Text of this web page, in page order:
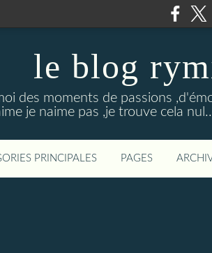
le blog
des moments de passions
je naime pas ,je trouve cela
PRINCIPALES PAGES